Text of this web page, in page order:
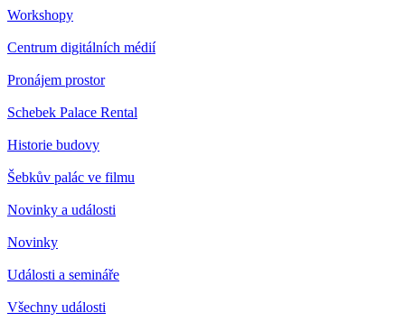
Workshopy
Centrum digitálních médií
Pronájem prostor
Schebek Palace Rental
Historie budovy
Šebkův palác ve filmu
Novinky a události
Novinky
Události a semináře
Všechny události